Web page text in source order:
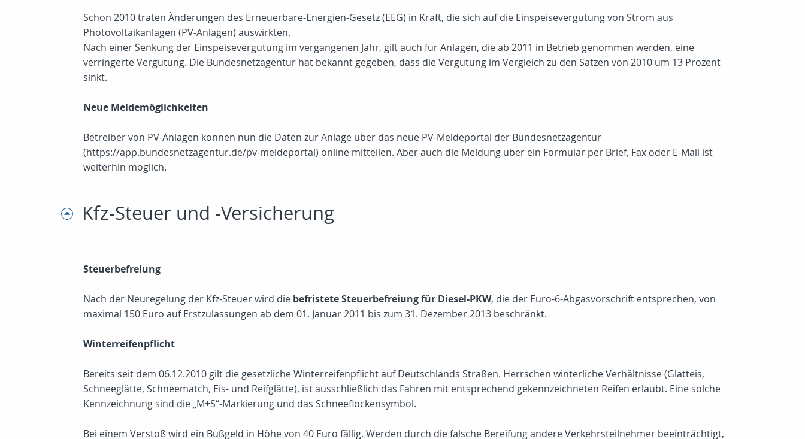
Schon 2010 traten Änderungen des Erneuerbare-Energien-Gesetz (EEG) in Kraft, die sich auf die Einspeisevergütung von Strom aus
Photovoltaikanlagen (PV-Anlagen) auswirkten.
Nach einer Senkung der Einspeisevergütung im vergangenen Jahr, gilt auch für Anlagen, die ab 2011 in Betrieb genommen werden, eine
verringerte Vergütung. Die Bundesnetzagentur hat bekannt gegeben, dass die Vergütung im Vergleich zu den Sätzen von 2010 um 13 Prozent
sinkt.
Neue Meldemöglichkeiten
Betreiber von PV-Anlagen können nun die Daten zur Anlage über das neue PV-Meldeportal der Bundesnetzagentur
(https://app.bundesnetzagentur.de/pv-meldeportal) online mitteilen. Aber auch die Meldung über ein Formular per Brief, Fax oder E-Mail ist
weiterhin möglich.
Kfz-Steuer und -Versicherung
Steuerbefreiung
Nach der Neuregelung der Kfz-Steuer wird die befristete Steuerbefreiung für Diesel-PKW, die der Euro-6-Abgasvorschrift entsprechen, von
maximal 150 Euro auf Erstzulassungen ab dem 01. Januar 2011 bis zum 31. Dezember 2013 beschränkt.
Winterreifenpflicht
Bereits seit dem 06.12.2010 gilt die gesetzliche Winterreifenpflicht auf Deutschlands Straßen. Herrschen winterliche Verhältnisse (Glatteis,
Schneeglätte, Schneematch, Eis- und Reifglätte), ist ausschließlich das Fahren mit entsprechend gekennzeichneten Reifen erlaubt. Eine solche
Kennzeichnung sind die „M+S“-Markierung und das Schneeflockensymbol.
Bei einem Verstoß wird ein Bußgeld in Höhe von 40 Euro fällig. Werden durch die falsche Bereifung andere Verkehrsteilnehmer beeinträchtigt,